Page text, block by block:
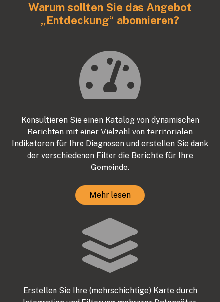
Warum sollten Sie das Angebot
„Entdeckung“ abonnieren?
Konsultieren Sie einen Katalog von dynamischen
Berichten mit einer Vielzahl von territorialen
Indikatoren für Ihre Diagnosen und erstellen Sie dank
der verschiedenen Filter die Berichte für Ihre
Gemeinde.
Mehr lesen
Erstellen Sie Ihre (mehrschichtige) Karte durch